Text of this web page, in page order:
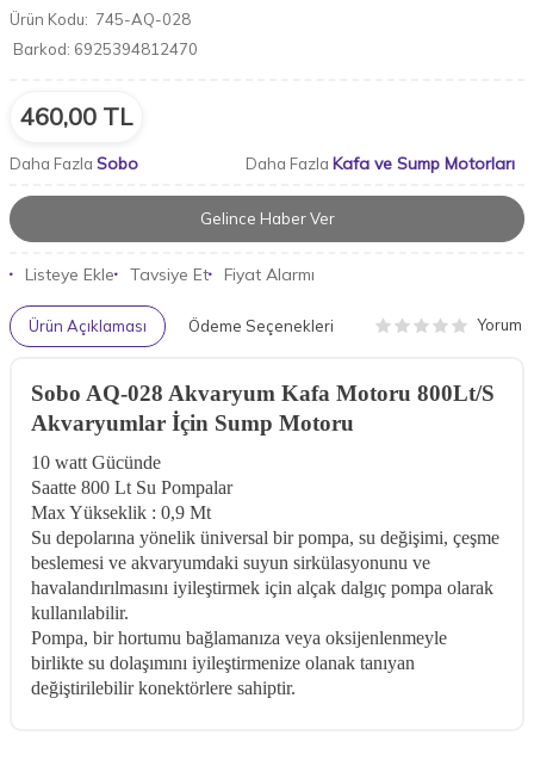
Ürün Kodu: 745-AQ-028
Barkod: 6925394812470
460,00 TL
Daha Fazla Sobo Daha Fazla Kafa ve Sump Motorları
Gelince Haber Ver
Listeye Ekle Tavsiye Et Fiyat Alarmı
Ürün Açıklaması Ödeme Seçenekleri Yorum
Sobo AQ-028 Akvaryum Kafa Motoru 800Lt/S
Akvaryumlar İçin Sump Motoru
10 watt Gücünde
Saatte 800 Lt Su Pompalar
Max Yükseklik : 0,9 Mt
Su depolarına yönelik üniversal bir pompa, su değişimi, çeşme
beslemesi ve akvaryumdaki suyun sirkülasyonunu ve
havalandırılmasını iyileştirmek için alçak dalgıç pompa olarak
kullanılabilir.
Pompa, bir hortumu bağlamanıza veya oksijenlenmeyle
birlikte su dolaşımını iyileştirmenize olanak tanıyan
değiştirilebilir konektörlere sahiptir.